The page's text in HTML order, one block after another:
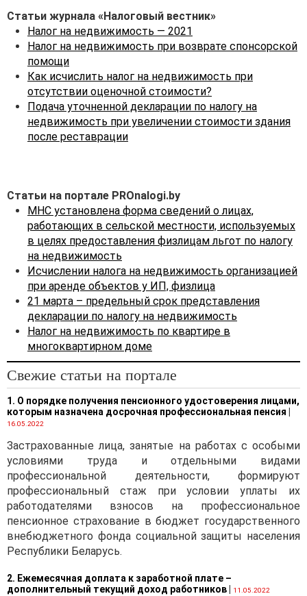
· в финансовую
аренду (лизинг),
определяемую
в соответствии
финансовый лизинг,
у белорусских
организаций, —
плательщиком признается
сооружения), их части
находятся на балансе по
условиям договора
финансовой аренды
· в аренду
(финансовую аренду
(лизинг)), иное возмездное
или безвозмездное
пользование у физических
лиц (как признаваемых, так
и не признаваемых
налоговыми резидентами
плательщиком признается
(лизингополучатель,
ссудополучатель);
· в аренду
(финансовую аренду
(лизинг)), иное возмездное
или безвозмездное
пользование у иностранных
деятельность на
Статьи журнала «Налоговый вестник»
Налог на недвижимость — 2021
Налог на недвижимость при возврате спонсорской
помощи
Как исчислить налог на недвижимость при
отсутствии оценочной стоимости?
Подача уточненной декларации по налогу на
недвижимость при увеличении стоимости здания
после реставрации
Статьи на портале PROnalogi.by
МНС установлена форма сведений о лицах,
работающих в сельской местности, используемых
в целях предоставления физлицам льгот по налогу
на недвижимость
Исчислении налога на недвижимость организацией
при аренде объектов у ИП, физлица
21 марта – предельный срок представления
декларации по налогу на недвижимость
Налог на недвижимость по квартире в
многоквартирном доме
Свежие статьи на портале
1. О порядке получения пенсионного удостоверения лицами,
которым назначена досрочная профессиональная пенсия
16.05.2022
Застрахованные лица, занятые на работах с особыми
условиями труда и отдельными видами
профессиональной деятельности, формируют
профессиональный стаж при условии уплаты их
работодателями взносов на профессиональное
пенсионное страхование в бюджет государственного
внебюджетного фонда социальной защиты населения
Республики Беларусь.
2. Ежемесячная доплата к заработной плате –
дополнительный текущий доход работников
11.05.2022